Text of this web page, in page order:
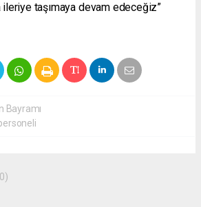
taşımaya devam edeceğiz”
Bayramı